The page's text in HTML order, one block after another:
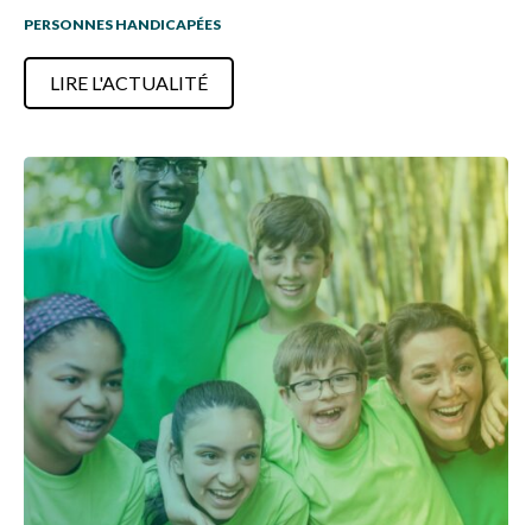
PERSONNES HANDICAPÉES
LIRE L'ACTUALITÉ